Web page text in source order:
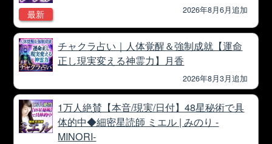
最新 2026年8月6月追加
チャクラ占い｜人体覚醒＆強制成就【運命
正し現実変える神霊力】月香
2026年8月3月追加
1万人絶賛【本音/現実/日付】48星秘術で具
体的中◆細密星読師 ミエル | みのり -
MINORI-